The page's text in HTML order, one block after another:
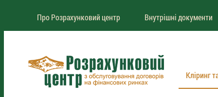
Про Розрахунковий центр Внутрішні документи
Кліринг